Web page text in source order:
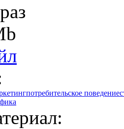
раз
потребительское поведение